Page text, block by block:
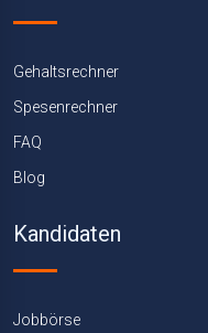
Gehaltsrechner
Spesenrechner
FAQ
Blog
Kandidaten
Jobbörse